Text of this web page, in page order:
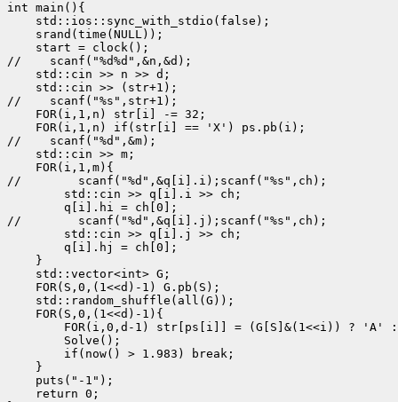
int main(){
    std::ios::sync_with_stdio(false);
    srand(time(NULL));
    start = clock();
//    scanf("%d%d",&n,&d);
    std::cin >> n >> d;
    std::cin >> (str+1);
//    scanf("%s",str+1);
    FOR(i,1,n) str[i] -= 32;
    FOR(i,1,n) if(str[i] == 'X') ps.pb(i);
//    scanf("%d",&m);
    std::cin >> m;
    FOR(i,1,m){
//        scanf("%d",&q[i].i);scanf("%s",ch);
        std::cin >> q[i].i >> ch;
        q[i].hi = ch[0];
//        scanf("%d",&q[i].j);scanf("%s",ch);
        std::cin >> q[i].j >> ch;
        q[i].hj = ch[0];
    }
    std::vector<int> G;
    FOR(S,0,(1<<d)-1) G.pb(S);
    std::random_shuffle(all(G));
    FOR(S,0,(1<<d)-1){
FOR(i,0,d-1) str[ps[i]] = (G[S]&(1<<i)) ? 'A'
        Solve();
        if(now() > 1.983) break;
    }
    puts("-1");
    return 0;